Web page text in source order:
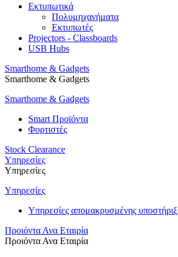
Εκτυπωτικά
Πολυμηχανήματα
Εκτυπωτές
Projectors - Classboards
USB Hubs
Smarthome & Gadgets
Smarthome & Gadgets
Smarthome & Gadgets
Smart Προϊόντα
Φορτιστές
Stock Clearance
Υπηρεσίες
Υπηρεσίες
Υπηρεσίες
Υπηρεσίες απομακρυσμένης
Προιόντα Ανα Εταιρία
Προιόντα Ανα Εταιρία